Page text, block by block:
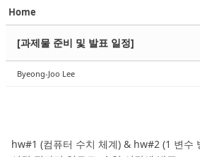
Home
[과제물 준비 및 발표 일정]
Byeong-Joo Lee
hw#1 (컴퓨터 수치 체계) & hw#2 (1 변수
Sketchbook5, 스케
Sketchbook5, 스케